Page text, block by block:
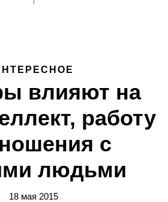
влияют на
работу
с
людьми
18 мая 2015